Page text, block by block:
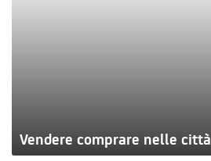
Vendere comprare nelle città